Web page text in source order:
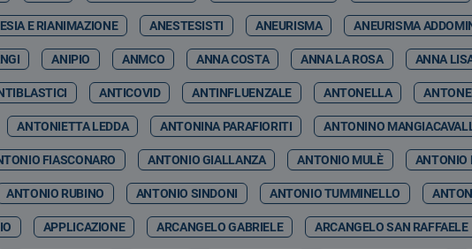
E RIANIMAZIONE ANESTESISTI ANEURISMA ANEURISMA
ANIPIO ANMCO ANNA COSTA ANNA LA ROSA ANNA
ANTICOVID ANTINFLUENZALE ANTONELLA
ANTONIETTA LEDDA ANTONINA PARAFIORITI ANTONINO
FIASCONARO ANTONIO GIALLANZA ANTONIO MULÈ ANTONIO
ANTONIO RUBINO ANTONIO SINDONI ANTONIO TUMMINELLO
APPLICAZIONE ARCANGELO GABRIELE ARCANGELO SAN RAFFAELE